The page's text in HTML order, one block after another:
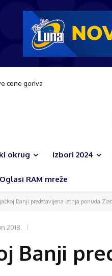
cene goriva
okrug Izbori 2024
Oglasi RAM mreže
Banji predstavljena letnja ponuda
2018.
Banji